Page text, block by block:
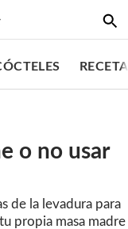
o no usar
de la levadura para
propia masa madre